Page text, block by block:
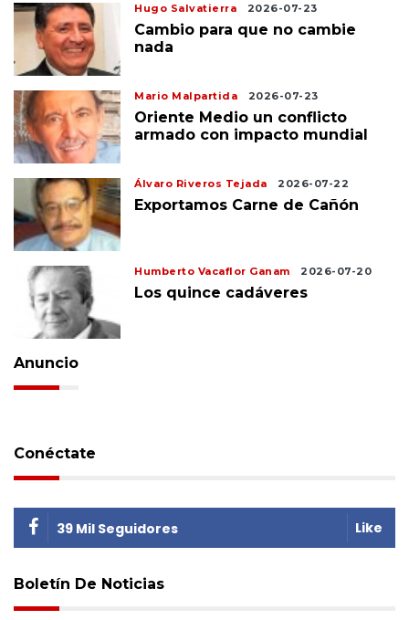
Hugo Salvatierra 2026-07-23
Cambio para que no cambie
nada
Mario Malpartida 2026-07-23
Oriente Medio un conflicto
armado con impacto mundial
Álvaro Riveros Tejada 2026-07-22
Exportamos Carne de Cañón
Humberto Vacaflor Ganam 2026-07-20
Los quince cadáveres
Anuncio
Conéctate
39 Mil Seguidores Like
Boletín De Noticias